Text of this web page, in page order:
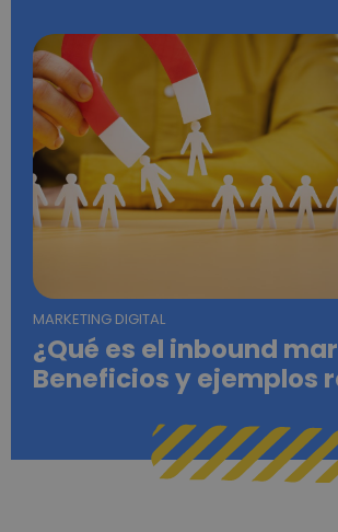
MARKETING DIGITAL
¿Qué es el inbound
Beneficios y ejemplos